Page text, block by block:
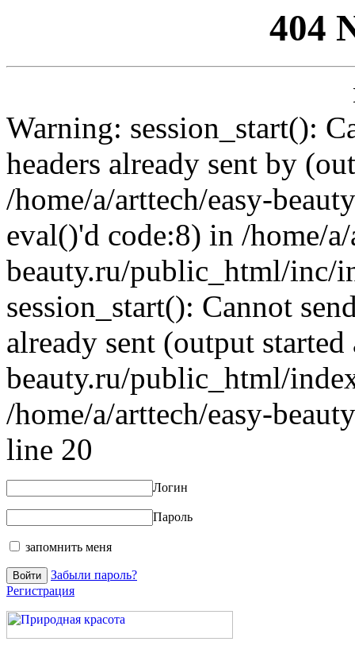
404
Warning: session_start():
headers already sent by
/home/a/arttech/easy-
eval()'d code:8) in /home/
beauty.ru/public_html/inc/
session_start(): Cannot
already sent (output
beauty.ru/public_html/
/home/a/arttech/easy-
line 20
Логин
Пароль
запомнить меня
Забыли пароль?
Регистрация